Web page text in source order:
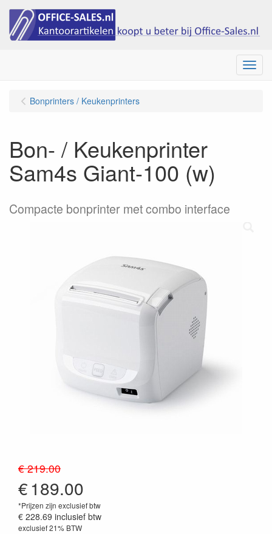
Menu
Bonprinters / Keukenprinters
Bon- / Keukenprinter
Sam4s Giant-100 (w)
Compacte bonprinter met combo interface
€ 219.00
€189.00
*Prijzen zijn exclusief btw
€ 228.69 inclusief btw
exclusief 21% BTW